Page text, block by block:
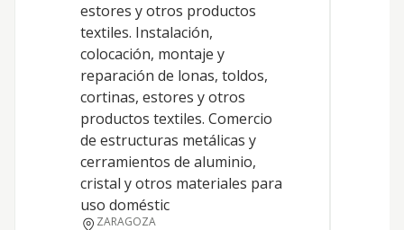
estores y otros productos
textiles. Instalación,
colocación, montaje y
reparación de lonas, toldos,
cortinas, estores y otros
productos textiles. Comercio
de estructuras metálicas y
cerramientos de aluminio,
cristal y otros materiales para
uso doméstic
ZARAGOZA